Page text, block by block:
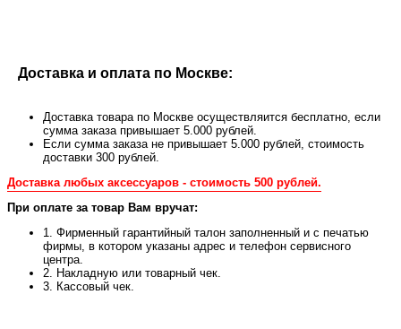
Доставка и оплата по Москве:
Доставка товара по Москве осуществляится бесплатно, если
сумма заказа привышает 5.000 рублей.
Если сумма заказа не привышает 5.000 рублей, стоимость
доставки 300 рублей.
Доставка любых аксессуаров - стоимость 500 рублей.
При оплате за товар Вам вручат:
1. Фирменный гарантийный талон заполненный и с печатью
фирмы, в котором указаны адрес и телефон сервисного
центра.
2. Накладную или товарный чек.
3. Кассовый чек.